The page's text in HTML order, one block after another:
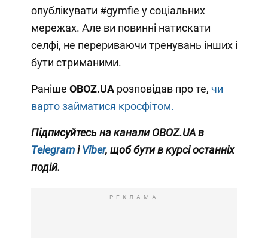
опублікувати #gymfie у соціальних
мережах. Але ви повинні натискати
селфі, не перериваючи тренувань інших і
бути стриманими.
Раніше OBOZ.UA розповідав про те, чи
варто займатися кросфітом.
Підписуйтесь на канали OBOZ.UA в
TelegramіViber, щоб бути в курсі останніх
подій.
РЕКЛАМА